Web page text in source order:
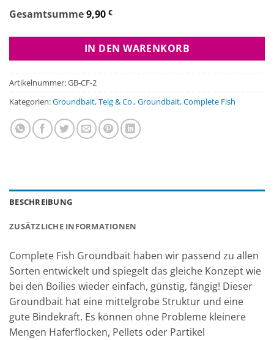
Gesamtsumme9,90 €
IN DEN WARENKORB
Artikelnummer:GB-CF-2
Kategorien:Groundbait, Teig & Co.,Groundbait,Complete Fish
BESCHREIBUNG
ZUSÄTZLICHE INFORMATIONEN
Complete Fish Groundbait haben wir passend zu allen
Sorten entwickelt und spiegelt das gleiche Konzept wie
bei den Boilies wieder einfach, günstig, fängig! Dieser
Groundbait hat eine mittelgrobe Struktur und eine
gute Bindekraft. Es können ohne Probleme kleinere
Mengen Haferflocken, Pellets oder Partikel